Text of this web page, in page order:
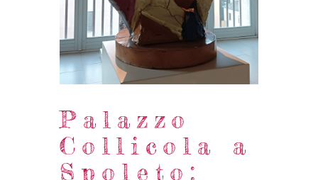
Palazzo
Collicola a
Spoleto: